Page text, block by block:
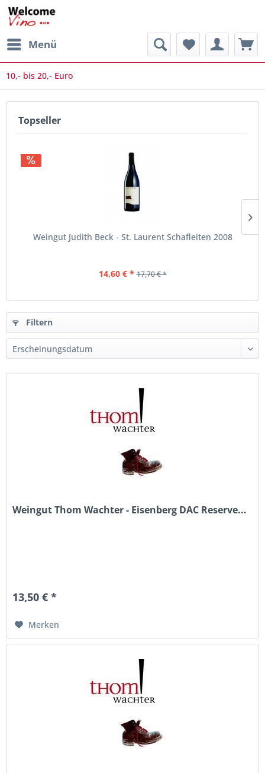
Menü
10,- bis 20,- Euro
Topseller
Weingut Judith Beck - St. Laurent Schafleiten 2008
14,60 € * 17,70 € *
Filtern
Weingut Thom Wachter - Eisenberg DAC Reserve...
13,50 € *
Merken